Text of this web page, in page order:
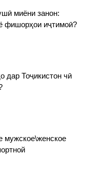
миёни занон:
фишорҳои иҷтимоӣ?
дар Тоҷикистон чӣ
мужское\женское